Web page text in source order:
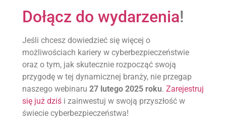
Dołącz do wydarzenia!
Jeśli chcesz dowiedzieć się więcej o
możliwościach kariery w cyberbezpieczeństwie
oraz o tym, jak skutecznie rozpocząć swoją
przygodę w tej dynamicznej branży, nie przegap
naszego webinaru 27 lutego 2025 roku. Zarejestruj
się już dziś i zainwestuj w swoją przyszłość w
świecie cyberbezpieczeństwa!